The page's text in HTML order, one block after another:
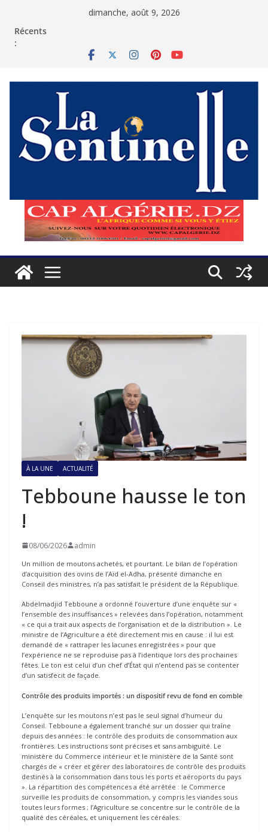
dimanche, août 9, 2026
Récents
:
À LA UNE ACTUALITÉ
Tebboune hausse le ton
!
08/06/2026 admin
Un million de moutons achetés, et pourtant. Le bilan de l’opération
d’acquisition des ovins de l’Aïd el-Adha, présenté dimanche en
Conseil des ministres, n’a pas satisfait le président de la République.
Abdelmadjid Tebboune a ordonné l’ouverture d’une enquête sur «
l’ensemble des insuffisances » relevées dans l’opération, notamment
« ce qui a trait aux aspects de l’organisation et de la distribution ». Le
ministre de l’Agriculture a été directement mis en cause : il lui est
demandé de « rattraper les lacunes enregistrées » pour que
l’expérience ne se reproduise pas à l’identique lors des prochaines
fêtes. Le ton est celui d’un chef d’État qui n’entend pas se contenter
d’un satisfecit de façade.
Contrôle des produits importés : un dispositif revu de fond en comble
L’enquête sur les moutons n’est pas le seul signal d’humeur du
Conseil. Tebboune a également tranché sur un dossier qui traîne
depuis des années : le contrôle des produits de consommation aux
frontières. Les instructions sont précises et sans ambiguïté. Le
ministère du Commerce intérieur et le ministère de la Santé sont
chargés de « créer et gérer des laboratoires de contrôle des produits
destinés à la consommation dans tous les ports et aéroports du pays
». La répartition des compétences a été arrêtée : le Commerce
surveille les produits de consommation, y compris les viandes sous
toutes leurs formes ; l’Agriculture se concentre sur le contrôle de la
qualité des céréales, et uniquement les céréales.